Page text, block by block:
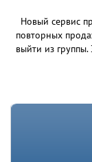
Новый сервис
повторных
выйти из